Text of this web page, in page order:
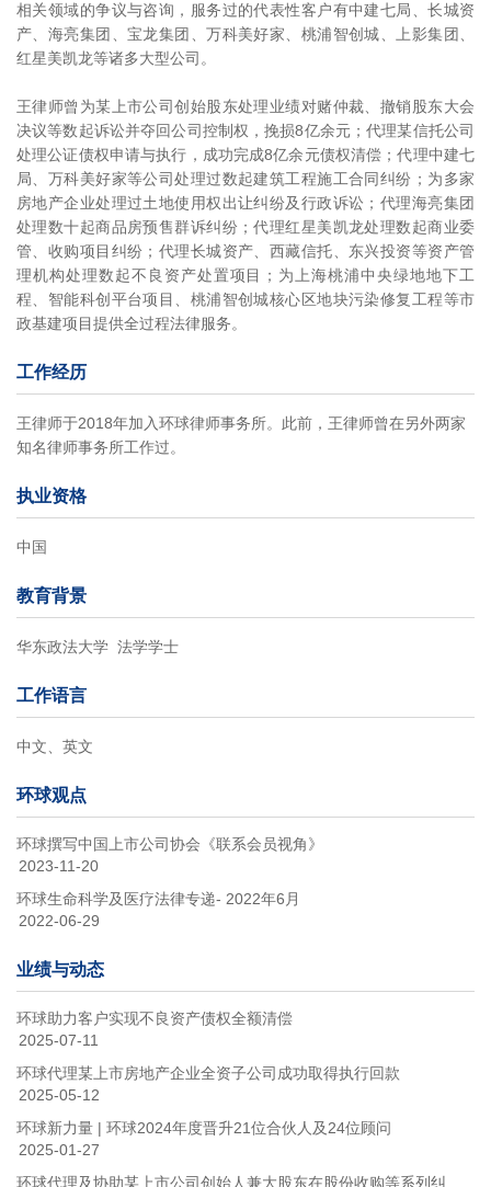
相关领域的争议与咨询，服务过的代表性客户有中建七局、长城资
产、海亮集团、宝龙集团、万科美好家、桃浦智创城、上影集团、
红星美凯龙等诸多大型公司。
王律师曾为某上市公司创始股东处理业绩对赌仲裁、撤销股东大会
决议等数起诉讼并夺回公司控制权，挽损8亿余元；代理某信托公司
处理公证债权申请与执行，成功完成8亿余元债权清偿；代理中建七
局、万科美好家等公司处理过数起建筑工程施工合同纠纷；为多家
房地产企业处理过土地使用权出让纠纷及行政诉讼；代理海亮集团
处理数十起商品房预售群诉纠纷；代理红星美凯龙处理数起商业委
管、收购项目纠纷；代理长城资产、西藏信托、东兴投资等资产管
理机构处理数起不良资产处置项目；为上海桃浦中央绿地地下工
程、智能科创平台项目、桃浦智创城核心区地块污染修复工程等市
政基建项目提供全过程法律服务。
工作经历
王律师于2018年加入环球律师事务所。此前，王律师曾在另外两家
知名律师事务所工作过。
执业资格
中国
教育背景
华东政法大学 法学学士
工作语言
中文、英文
环球观点
环球撰写中国上市公司协会《联系会员视角》
2023-11-20
环球生命科学及医疗法律专递- 2022年6月
2022-06-29
业绩与动态
环球助力客户实现不良资产债权全额清偿
2025-07-11
环球代理某上市房地产企业全资子公司成功取得执行回款
2025-05-12
环球新力量 | 环球2024年度晋升21位合伙人及24位顾问
2025-01-27